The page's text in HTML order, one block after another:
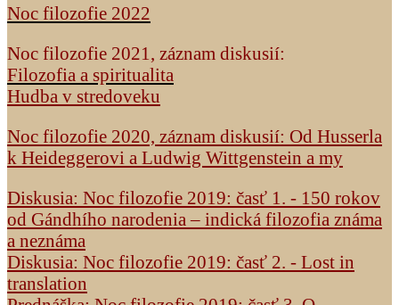
Noc filozofie 2022
Noc filozofie 2021, záznam diskusií:
Filozofia a spiritualita
Hudba v stredoveku
Noc filozofie 2020, záznam diskusií: Od Husserla
k Heideggerovi a Ludwig Wittgenstein a my
Diskusia: Noc filozofie 2019: časť 1. - 150 rokov
od Gándhího narodenia – indická filozofia známa
a neznáma
Diskusia: Noc filozofie 2019: časť 2. - Lost in
translation